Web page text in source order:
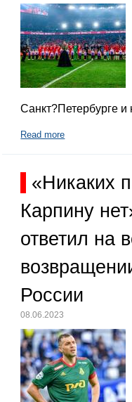
Санкт?Петербурге и
Read more
«Никаких
Карпину
ответил на
России
08.06.2023